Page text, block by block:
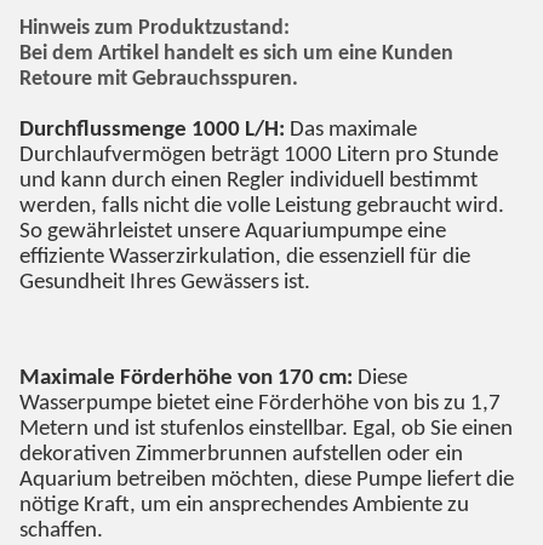
Hinweis zum Produktzustand:
Bei dem Artikel handelt es sich um eine Kunden
Retoure mit Gebrauchsspuren.
Durchflussmenge 1000 L/H: Das maximale
Durchlaufvermögen beträgt 1000 Litern pro Stunde
und kann durch einen Regler individuell bestimmt
werden, falls nicht die volle Leistung gebraucht wird.
So gewährleistet unsere Aquariumpumpe eine
effiziente Wasserzirkulation, die essenziell für die
Gesundheit Ihres Gewässers ist.
Maximale Förderhöhe von 170 cm: Diese
Wasserpumpe bietet eine Förderhöhe von bis zu 1,7
Metern und ist stufenlos einstellbar. Egal, ob Sie einen
dekorativen Zimmerbrunnen aufstellen oder ein
Aquarium betreiben möchten, diese Pumpe liefert die
nötige Kraft, um ein ansprechendes Ambiente zu
schaffen.